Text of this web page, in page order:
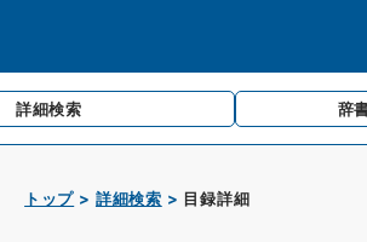
詳細検索 辞
トップ 詳細検索 目録詳細